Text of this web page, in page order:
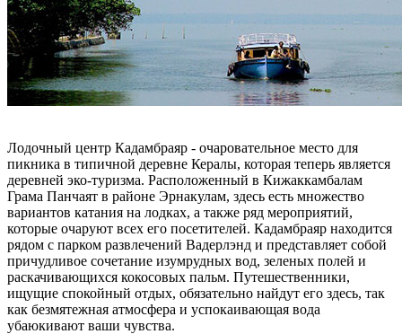
Лодочный центр Кадамбраяр - очаровательное место для
пикника в типичной деревне Кералы, которая теперь является
деревней эко-туризма. Расположенный в Кижаккамбалам
Грама Панчаят в районе Эрнакулам, здесь есть множество
вариантов катания на лодках, а также ряд мероприятий,
которые очаруют всех его посетителей. Кадамбраяр находится
рядом с парком развлечений Вадерлэнд и представляет собой
причудливое сочетание изумрудных вод, зеленых полей и
раскачивающихся кокосовых пальм. Путешественники,
ищущие спокойный отдых, обязательно найдут его здесь, так
как безмятежная атмосфера и успокаивающая вода
убаюкивают ваши чувства.